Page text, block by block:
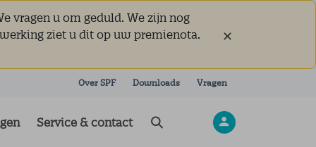
vragen u om geduld. We zijn nog
ziet u dit op uw premienota.
Over SPF Downloads Vragen
Service & contact